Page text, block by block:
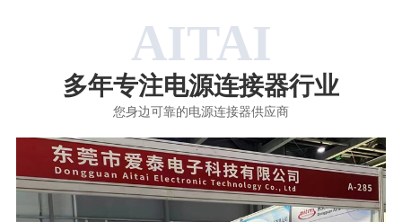
AITAI
多年专注电源连接器行业
您身边可靠的电源连接器供应商